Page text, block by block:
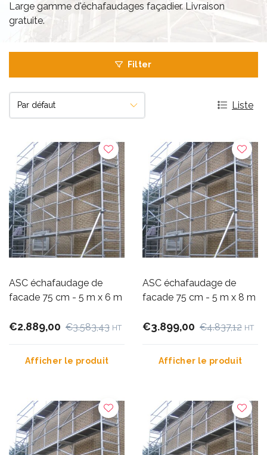
Large gamme d'échafaudages façadier. Livraison
gratuite.
Filter
Liste
ASC échafaudage de
facade 75 cm - 5 m x 6 m
€2.889,00 €3.583,43 HT
Afficher le produit
ASC échafaudage de
facade 75 cm - 5 m x 8 m
€3.899,00 €4.837,12 HT
Afficher le produit